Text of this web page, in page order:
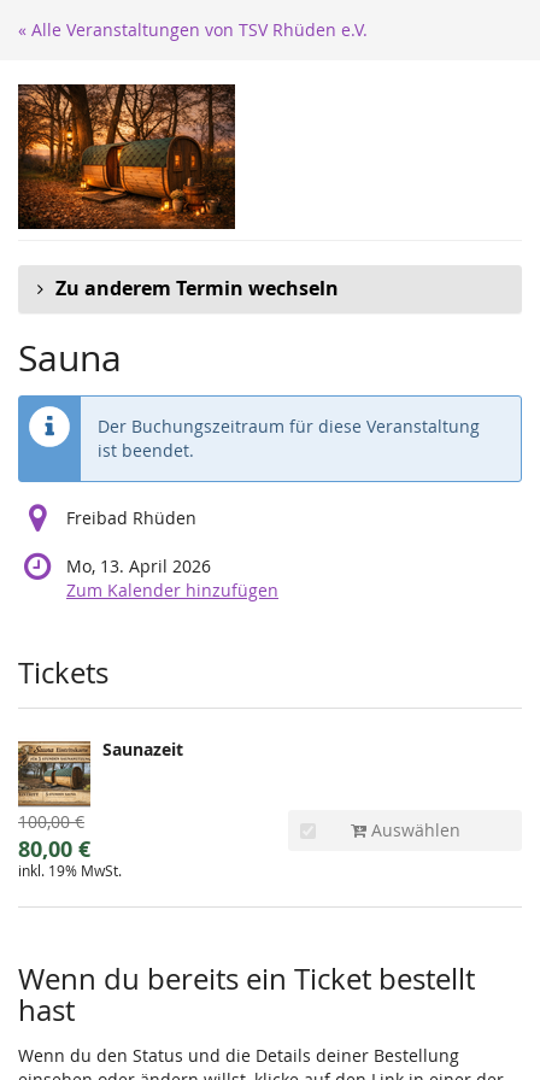
Zum
springen
« Alle Veranstaltungen von TSV Rhüden e.V.
Zu anderem Termin wechseln
Sauna
Der Buchungszeitraum für diese Veranstaltung
ist beendet.
Freibad Rhüden
Mo, 13. April 2026
Zum Kalender hinzufügen
Produkte
Tickets
Saunazeit
Ursprünglicher
Preis:
100,00 €
Neuer
Preis:
80,00 €
inkl. 19% MwSt.
Auswählen
Wenn du bereits ein Ticket bestellt
hast
Wenn du den Status und die Details deiner Bestellung